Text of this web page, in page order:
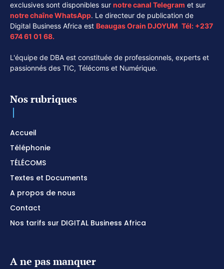
exclusives sont disponibles sur notre canal Telegram et sur
notre chaîneWhatsApp. Le directeur de publication de
Digital Business Africa est Beaugas Orain DJOYUM. Tél: +237
674 61 01 68.
L'équipe de DBA est constituée de professionnels, experts et
passionnés des TIC, Télécoms et Numérique.
Nos rubriques
Accueil
Téléphonie
TÉLÉCOMS
Textes et Documents
A propos de nous
Contact
Nos tarifs sur DIGITAL Business Africa
A ne pas manquer